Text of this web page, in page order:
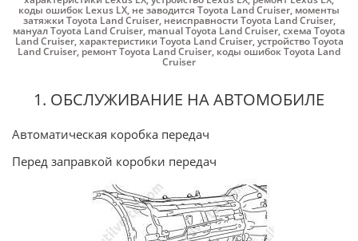
коды ошибок Lexus LX, не заводится Toyota Land Cruiser, моменты
затяжки Toyota Land Cruiser, неисправности Toyota Land Cruiser,
мануал Toyota Land Cruiser, manual Toyota Land Cruiser,схема Toyota
Land Cruiser,характеристики Toyota Land Cruiser,устройство Toyota
Land Cruiser, ремонт Toyota Land Cruiser, коды ошибок Toyota Land
Cruiser
1. ОБСЛУЖИВАНИЕ НА АВТОМОБИЛЕ
Автоматическая коробка передач
Перед заправкой коробки передач